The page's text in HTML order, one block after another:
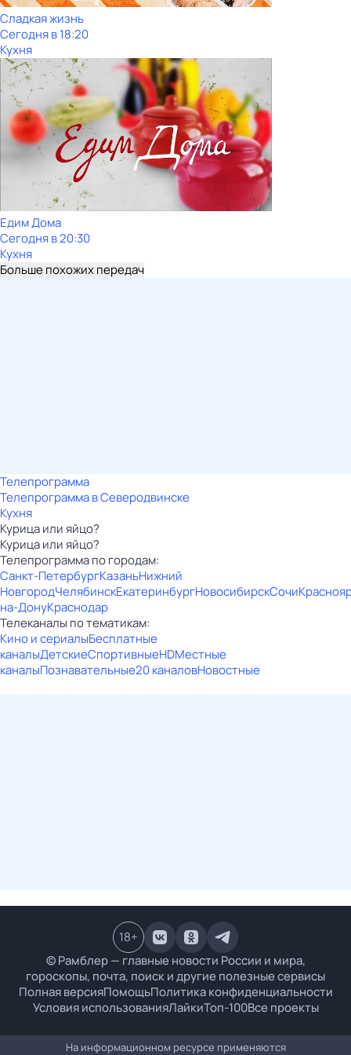
Сладкая жизнь
Сегодня в 18:20
Кухня
Едим Дома
Сегодня в 20:30
Кухня
Больше похожих передач
Телепрограмма
Телепрограмма в Северодвинске
Кухня
Курица или яйцо?
Курица или яйцо?
Телепрограмма по городам:
Санкт-ПетербургКазаньНижний
НовгородЧелябинскЕкатеринбургНовосибирскСочи
на-ДонуКраснодар
Телеканалы по тематикам:
Кино и сериалыБесплатные
каналыДетскиеСпортивныеHDМестные
каналыПознавательные20 каналовНовостные
© Рамблер — главные новости России и мира,
гороскопы, почта, поиск и другие полезные сервисы
Полная версияПомощьПолитика конфиденциальности
Условия использованияЛайкиТоп-100Все проекты
18+
На информационном ресурсе применяются